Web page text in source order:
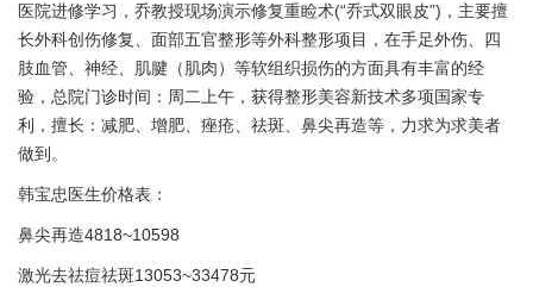
医院进修学习，乔教授现场演示修复重睑术(“乔式双眼皮”)，主要擅
长外科创伤修复、面部五官整形等外科整形项目，在手足外伤、四
肢血管、神经、肌腱（肌肉）等软组织损伤的方面具有丰富的经
验，总院门诊时间：周二上午，获得整形美容新技术多项国家专
利，擅长：减肥、增肥、痤疮、祛斑、鼻尖再造等，力求为求美者
做到。
韩宝忠医生价格表：
鼻尖再造4818~10598
激光去祛痘祛斑13053~33478元